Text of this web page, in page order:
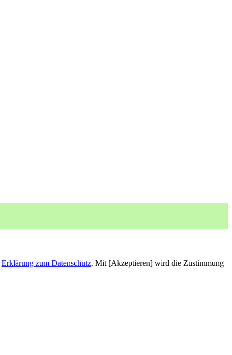
Erklärung zum Datenschutz. Mit [Akzeptieren] wird die Zustimmung